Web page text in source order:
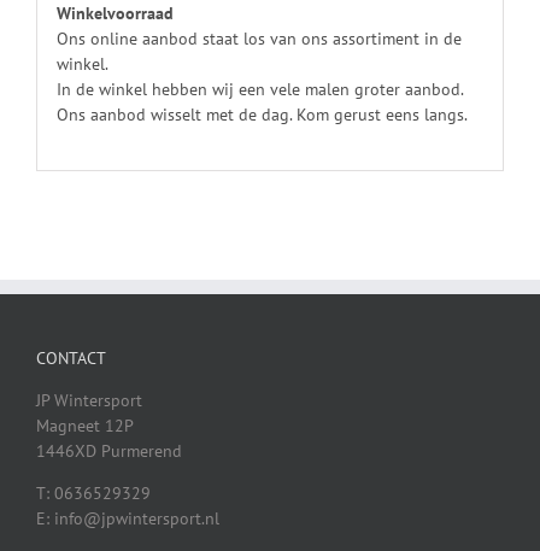
Winkelvoorraad
Ons online aanbod staat los van ons assortiment in de
winkel.
In de winkel hebben wij een vele malen groter aanbod.
Ons aanbod wisselt met de dag. Kom gerust eens langs.
CONTACT
JP Wintersport
Magneet 12P
1446XD Purmerend
T: 0636529329
E: info@jpwintersport.nl